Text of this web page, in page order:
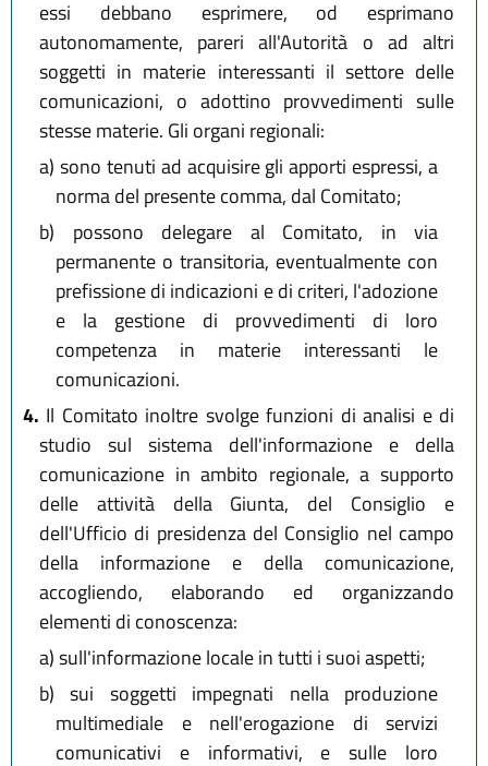
essi debbano esprimere, od esprimano
autonomamente, pareri all'Autorità o ad altri
soggetti in materie interessanti il settore delle
comunicazioni, o adottino provvedimenti sulle
stesse materie. Gli organi regionali:
a) sono tenuti ad acquisire gli apporti espressi, a
norma del presente comma, dal Comitato;
b) possono delegare al Comitato, in via
permanente o transitoria, eventualmente con
prefissione di indicazioni e di criteri, l'adozione
e la gestione di provvedimenti di loro
competenza in materie interessanti le
comunicazioni.
4. Il Comitato inoltre svolge funzioni di analisi e di
studio sul sistema dell'informazione e della
comunicazione in ambito regionale, a supporto
delle attività della Giunta, del Consiglio e
dell'Ufficio di presidenza del Consiglio nel campo
della informazione e della comunicazione,
accogliendo, elaborando ed organizzando
elementi di conoscenza:
a)sull'informazione locale in tutti i suoi aspetti;
b) sui soggetti impegnati nella produzione
multimediale e nell'erogazione di servizi
comunicativi e informativi, e sulle loro